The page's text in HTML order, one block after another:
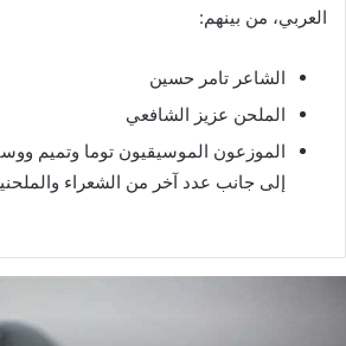
العربي، من بينهم:
الشاعر تامر حسين
الملحن عزيز الشافعي
الموزعون الموسيقيون توما وتميم
إلى جانب عدد آخر من الشعراء